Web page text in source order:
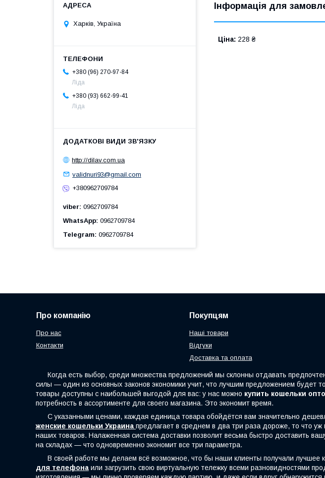
Інформація для
Ціна: 228 ₴
Харків, Україна
+380 (96) 270-97-84
Ліда
+380 (93) 662-99-41
Ліда
http://dilav.com.ua
validnuri93@gmail.com
+380962709784
viber 0962709784
WhatsApp 0962709784
Telegram 0962709784
Про компанію
Про нас
Контакти
Покупцям
Наші товари
Відгуки
Доставка та оплата
Когда есть выбор, среди множества предложений мы склонны отдавать
силы — один из основных законов экономики учит, что лучшим предложением будет
товары доступны с наибольшей выгодой для вас: у нас можно купить кошельки
потребность в ассортименте для своего магазина. Это экономит время.
С указанными ценами, каждая единица товара обойдётся вам значительно
женские кошельки Украина предлагает в среднем в два три раза дороже, то что
наших товаров. Налаженная система доставки позволит весьма быстро доставить
на складах — что одновременно экономит все три параметра.
В своей работе мы делаем всё возможное, что бы наши клиенты получали лучшее
для телефона или загрузить свою виртуальную тележку всеми разновидностями